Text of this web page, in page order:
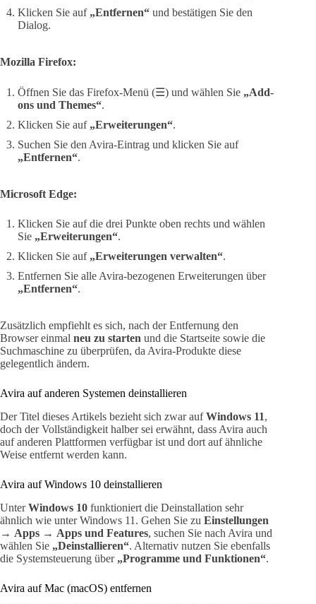
Klicken Sie auf „Entfernen“ und bestätigen Sie den
Dialog.
Mozilla Firefox:
Öffnen Sie das Firefox-Menü (☰) und wählen Sie „Add-
ons und Themes“.
Klicken Sie auf „Erweiterungen“.
Suchen Sie den Avira-Eintrag und klicken Sie auf
„Entfernen“.
Microsoft Edge:
Klicken Sie auf die drei Punkte oben rechts und wählen
Sie „Erweiterungen“.
Klicken Sie auf „Erweiterungen verwalten“.
Entfernen Sie alle Avira-bezogenen Erweiterungen über
„Entfernen“.
Zusätzlich empfiehlt es sich, nach der Entfernung den
Browser einmal neu zu starten und die Startseite sowie die
Suchmaschine zu überprüfen, da Avira-Produkte diese
gelegentlich ändern.
Avira auf anderen Systemen deinstallieren
Der Titel dieses Artikels bezieht sich zwar aufWindows 11,
doch der Vollständigkeit halber sei erwähnt, dass Avira auch
auf anderen Plattformen verfügbar ist und dort auf ähnliche
Weise entfernt werden kann.
Avira auf Windows 10 deinstallieren
UnterWindows 10 funktioniert die Deinstallation sehr
ähnlich wie unter Windows 11. Gehen Sie zu Einstellungen
→ Apps → Apps und Features, suchen Sie nach Avira und
wählen Sie „Deinstallieren“. Alternativ nutzen Sie ebenfalls
die Systemsteuerung über „Programme und Funktionen“.
Avira auf Mac (macOS) entfernen